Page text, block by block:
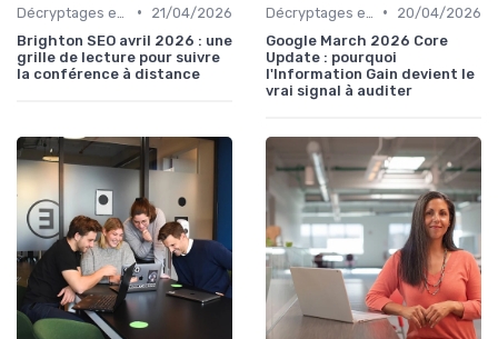
•
21/04/2026
Brighton SEO avril 2026 : une
grille de lecture pour suivre
la conférence à distance
•
20/04/2026
Google March 2026 Core
Update : pourquoi
l'Information Gain devient le
vrai signal à auditer